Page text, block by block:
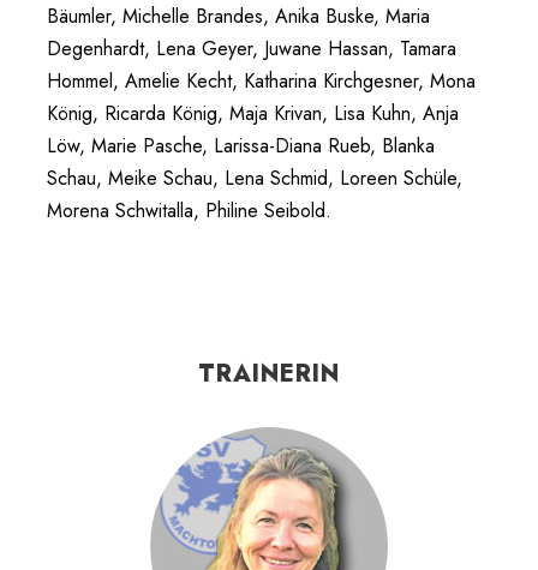
Bäumler, Michelle Brandes, Anika Buske, Maria
Degenhardt, Lena Geyer, Juwane Hassan, Tamara
Hommel, Amelie Kecht, Katharina Kirchgesner, Mona
König, Ricarda König, Maja Krivan, Lisa Kuhn, Anja
Löw, Marie Pasche, Larissa-Diana Rueb, Blanka
Schau, Meike Schau, Lena Schmid, Loreen Schüle,
Morena Schwitalla, Philine Seibold.
TRAINERIN